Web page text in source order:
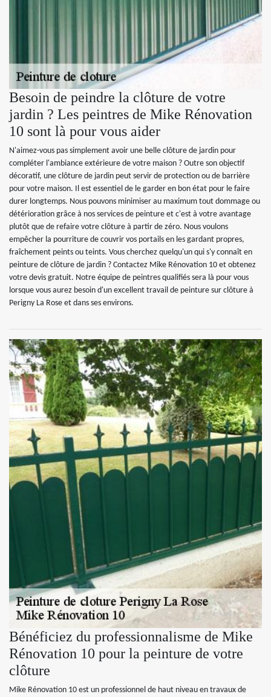
Besoin de peindre la clôture de votre
jardin ? Les peintres de Mike Rénovation
10 sont là pour vous aider
N'aimez-vous pas simplement avoir une belle clôture de jardin pour
compléter l'ambiance extérieure de votre maison ? Outre son objectif
décoratif, une clôture de jardin peut servir de protection ou de barrière
pour votre maison. Il est essentiel de le garder en bon état pour le faire
durer longtemps. Nous pouvons minimiser au maximum tout dommage ou
détérioration grâce à nos services de peinture et c'est à votre avantage
plutôt que de refaire votre clôture à partir de zéro. Nous voulons
empêcher la pourriture de couvrir vos portails en les gardant propres,
fraîchement peints ou teints. Vous cherchez quelqu'un qui s'y connaît en
peinture de clôture de jardin ? Contactez Mike Rénovation 10 et obtenez
votre devis gratuit. Notre équipe de peintres qualifiés sera là pour vous
lorsque vous aurez besoin d'un excellent travail de peinture sur clôture à
Perigny La Rose et dans ses environs.
Bénéficiez du professionnalisme de Mike
Rénovation 10 pour la peinture de votre
clôture
Mike Rénovation 10 est un professionnel de haut niveau en travaux de